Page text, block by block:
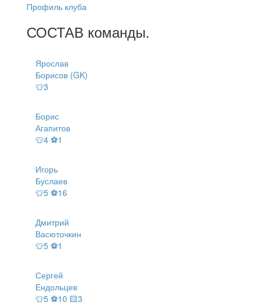
Профиль клуба
СОСТАВ команды.
Ярослав
Борисов (GK)
👕3
Борис
Агапитов
👕4 ⚽1
Игорь
Буслаев
👕5 ⚽16
Дмитрий
Васюточкин
👕5 ⚽1
Сергей
Ендольцев
👕5 ⚽10 🟨3